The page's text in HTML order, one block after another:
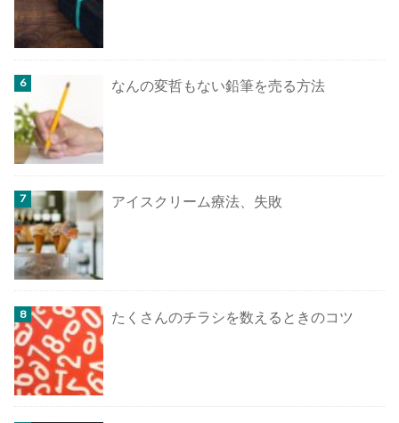
なんの変哲もない鉛筆を売る方法
アイスクリーム療法、失敗
たくさんのチラシを数えるときのコツ